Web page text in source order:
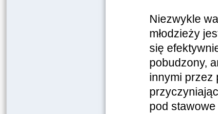
Niezwykle
młodzieży
się
pobudzony,
innymi przez
pod